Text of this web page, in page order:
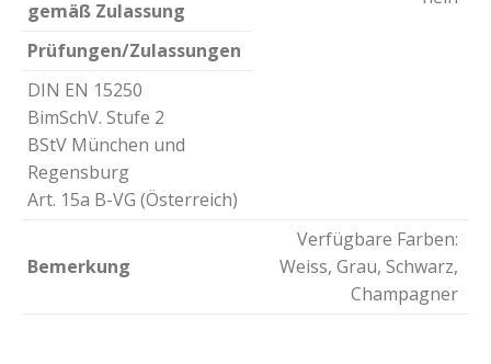
gemäß Zulassung
Prüfungen/Zulassungen
DIN EN 15250
BimSchV. Stufe 2
BStV München und
Regensburg
Art. 15a B-VG (Österreich)
Bemerkung
Verfügbare Farben:
Weiss, Grau, Schwarz,
Champagner